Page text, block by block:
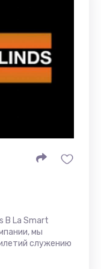
В La Smart
мы
служению